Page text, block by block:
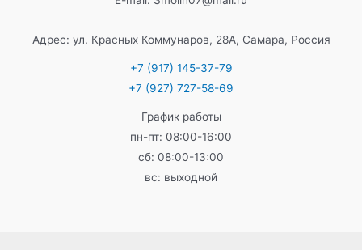
Адрес: ул. Красных Коммунаров, 28А, Самара, Россия
+7 (917) 145-37-79
+7 (927) 727-58-69
График работы
пн-пт: 08:00-16:00
сб: 08:00-13:00
вс: выходной